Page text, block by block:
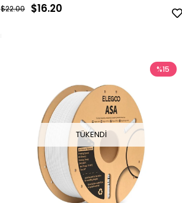
$16.20
$22.00
TÜKENDI
%15